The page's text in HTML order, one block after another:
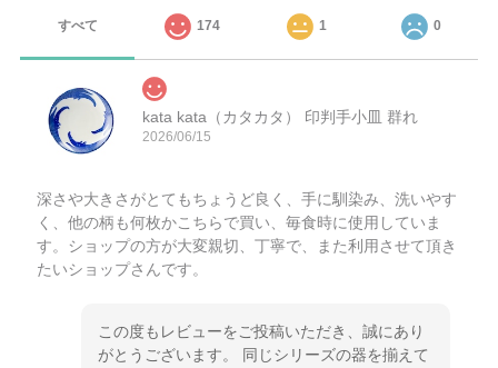
すべて 174 1 0
kata kata（カタカタ） 印判手小皿 群れ
2026/06/15
深さや大きさがとてもちょうど良く、手に馴染み、洗いやす
く、他の柄も何枚かこちらで買い、毎食時に使用していま
す。ショップの方が大変親切、丁寧で、また利用させて頂き
たいショップさんです。
この度もレビューをご投稿いただき、誠にあり
がとうございます。 同じシリーズの器を揃えて